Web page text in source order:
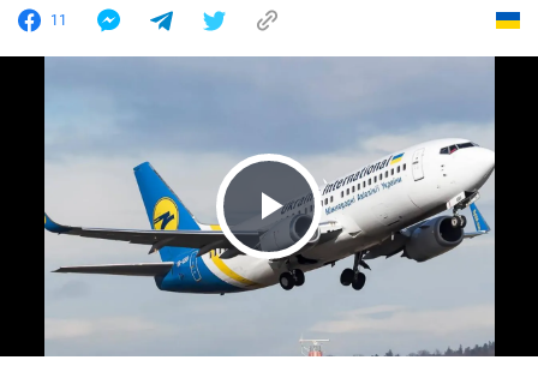
11
Play Video